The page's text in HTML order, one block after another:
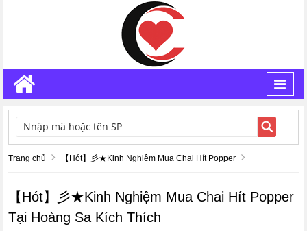
TÌM KIẾM
Trang chủ 【Hót】彡★Kinh Nghiệm Mua Chai Hít Popper
【Hót】彡★Kinh Nghiệm Mua Chai Hít Popper
Tại Hoàng Sa Kích Thích